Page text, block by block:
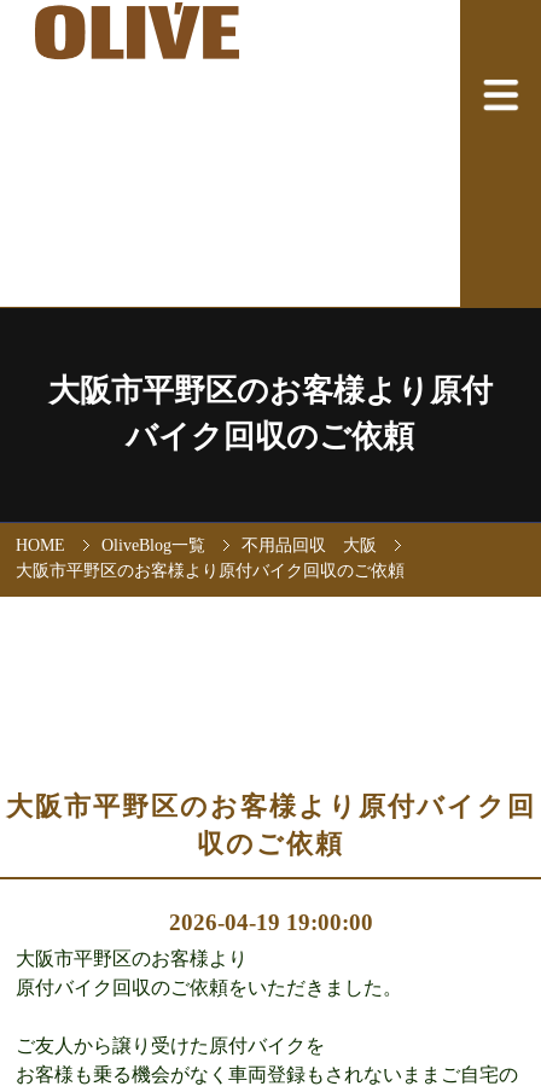
大阪市平野区のお客様より原付
バイク回収のご依頼
HOME OliveBlog一覧
不用品回収 大阪
大阪市平野区のお客様より原付バイク回収のご依頼
大阪市平野区のお客様より原付バイク回
収のご依頼
2026-04-19 19:00:00
大阪市平野区のお客様より
原付バイク回収のご依頼をいただきました。
ご友人から譲り受けた原付バイクを
お客様も乗る機会がなく車両登録もされないままご自宅の